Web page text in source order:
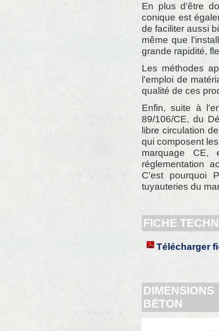
En plus d'être
conique est
de faciliter aussi
même que
grande rapidité,
Les méthodes
l'emploi de
qualité de ces
Enfin, suite à
89/106/CE, du
libre circulation
qui composent
marquage CE,
réglementation
C'est pourquoi
tuyauteries du
FICHE
Télécharger
BÉTON